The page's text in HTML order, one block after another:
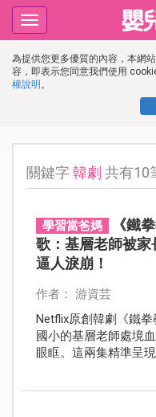
為提供您更多優質的內容，本網
容，即表示您同意我們使用
權說明 。
Toggle
navigation
關鍵字韓劇 共有10
學習當爸媽
《鐵
歌：基層老師被家
逼人淚崩！
作者： 游資芸
Netflix原創韓劇《鐵
國小的基層老師處境
眼眶。這兩集精準呈